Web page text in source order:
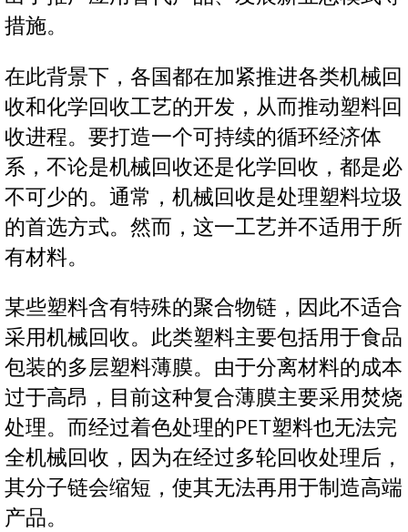
措施。
在此背景下，各国都在加紧推进各类机械回
收和化学回收工艺的开发，从而推动塑料回
收进程。要打造一个可持续的循环经济体
系，不论是机械回收还是化学回收，都是必
不可少的。通常，机械回收是处理塑料垃圾
的首选方式。然而，这一工艺并不适用于所
有材料。
某些塑料含有特殊的聚合物链，因此不适合
采用机械回收。此类塑料主要包括用于食品
包装的多层塑料薄膜。由于分离材料的成本
过于高昂，目前这种复合薄膜主要采用焚烧
处理。而经过着色处理的PET塑料也无法完
全机械回收，因为在经过多轮回收处理后，
其分子链会缩短，使其无法再用于制造高端
产品。